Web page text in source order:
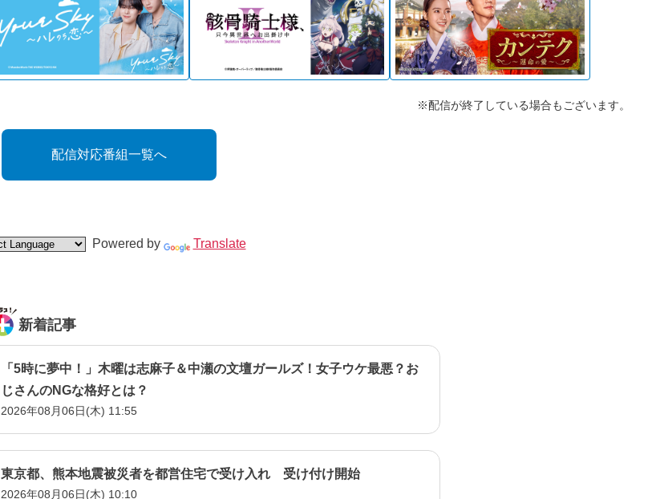
※配信が終了している場合もございます。
配信対応番組一覧へ
Powered by Translate
新着記事
「5時に夢中！」木曜は志麻子＆中瀬の文壇ガールズ！女子ウケ最悪？お
じさんのNGな格好とは？
2026年08月06日(木) 11:55
東京都、熊本地震被災者を都営住宅で受け入れ 受け付け開始
2026年08月06日(木) 10:10